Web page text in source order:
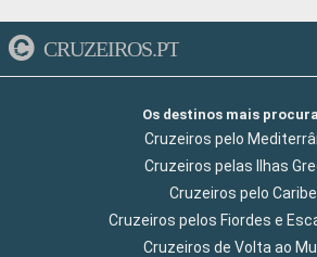
CRUZEIROS.PT
Os destinos mais
Cruzeiros pelo
Cruzeiros pelas Ilhas
Cruzeiros pelo Caribe
Cruzeiros pelos Fiordes e
Cruzeiros de Volta ao